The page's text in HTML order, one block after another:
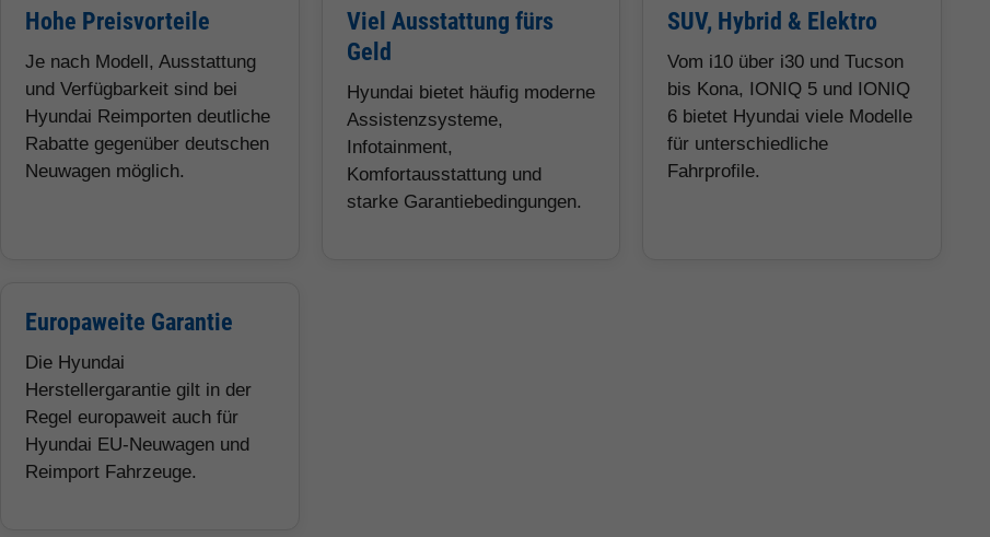
Hohe Preisvorteile
Je nach Modell, Ausstattung
und Verfügbarkeit sind bei
Hyundai Reimporten deutliche
Rabatte gegenüber deutschen
Neuwagen möglich.
Viel Ausstattung fürs
Geld
Hyundai bietet häufig moderne
Assistenzsysteme,
Infotainment,
Komfortausstattung und
starke Garantiebedingungen.
SUV, Hybrid & Elektro
Vom i10 über i30 und Tucson
bis Kona, IONIQ 5 und IONIQ
6 bietet Hyundai viele Modelle
für unterschiedliche
Fahrprofile.
Europaweite Garantie
Die Hyundai
Herstellergarantie gilt in der
Regel europaweit auch für
Hyundai EU-Neuwagen und
Reimport Fahrzeuge.